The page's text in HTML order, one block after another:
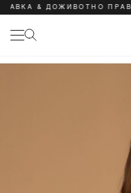
& ДОЖИВОТНО ПРАВО НА